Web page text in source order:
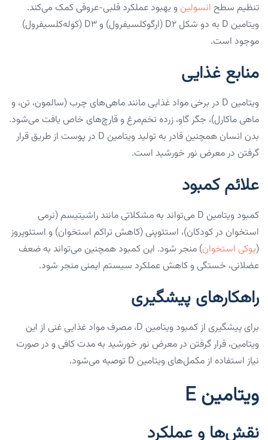
تنظیم سطح انسولین و بهبود عملکرد قلبی-عروقی کمک می‌کند.
ویتامین D به دو شکل D2 (ارگوکلسیفرول) و D3 (کوله‌کلسیفرول)
موجود است.
منابع غذایی
ویتامین D در برخی مواد غذایی مانند ماهی‌های چرب (سالمون، تن، و
ماهی ماکارل)، جگر گاو، زرده تخم‌مرغ و قارچ‌های خاص یافت می‌شود.
بدن انسان همچنین قادر به تولید ویتامین D در پوست از طریق قرار
گرفتن در معرض نور خورشید است.
علائم کمبود
کمبود ویتامین D می‌تواند به مشکلاتی مانند راشیتیسم (نرمی
استخوان در کودکان)، استئوپنی (کاهش تراکم استخوان) و استئوپروز
(پوکی استخوان) منجر شود. این کمبود همچنین می‌تواند به ضعف
عضلانی، خستگی و کاهش عملکرد سیستم ایمنی منجر شود.
راهکارهای پیشگیری
برای پیشگیری از کمبود ویتامین D، مصرف مواد غذایی غنی از این
ویتامین، قرار گرفتن در معرض نور خورشید به مدت کافی و در صورت
نیاز استفاده از مکمل‌های ویتامین D توصیه می‌شود.
ویتامین E
نقش‌ها و عملکرد